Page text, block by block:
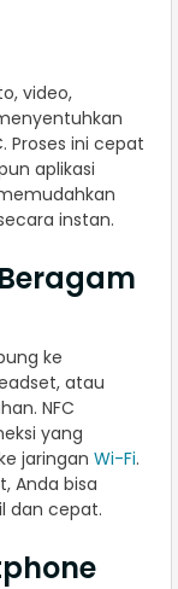
video,
Proses ini cepat
aplikasi
instan.
ke
atau
NFC
yang
jaringan Wi-Fi.
Anda bisa
dan cepat.